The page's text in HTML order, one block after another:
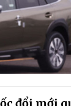
đổi mới